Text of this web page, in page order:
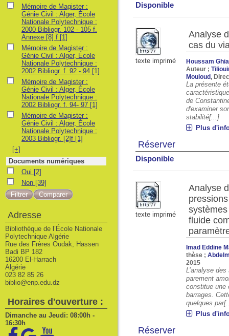
Disponible
texte imprimé
Analyse
cas du
Houssam
Auteur ;
Mouloud,
La présente
de
d'examiner
stabilité[...]
Plus
Réserver
Disponible
texte imprimé
Analyse
fluide
Imad Eddine
thèse ;
2015
L’analyse
parement
constitue une
barrages.
quelques
Plus
Réserver
Mémoire de Magister : Génie Civil : Alger, École Nationale Polytechnique
Mémoire de Magister :
Génie Civil : Alger, École
Nationale Polytechnique :
2000 Bibliogr. 102 - 105 f.
Annexe [8] f [1]
Mémoire de Magister : Génie Civil : Alger, École Nationale Polytechnique
Mémoire de Magister :
Génie Civil : Alger, École
Nationale Polytechnique :
2002 Bibliogr. f. 92 - 94 [1]
Mémoire de Magister : Génie Civil : Alger, École Nationale Polytechnique
Mémoire de Magister :
Génie Civil : Alger, École
Nationale Polytechnique :
2002 Bibliogr. f. 94- 97 [1]
Mémoire de Magister : Génie Civil : Alger, École Nationale Polytechnique
Mémoire de Magister :
Génie Civil : Alger, École
Nationale Polytechnique :
2003 Bibliogr. [2]f [1]
[+]
Documents numériques
Oui
Oui [2]
Non
Non [39]
Adresse
Bibliothèque de l’École Nationale
Polytechnique Algérie
Rue des Frères Oudak, Hassen
Badi BP 182
16200 El-Harrach
Algérie
023 82 85 26
biblio@enp.edu.dz
Horaires d'ouverture :
Dimanche au Jeudi: 08:00h -
16:30h